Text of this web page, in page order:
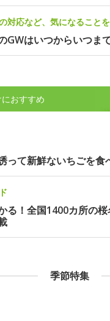
対応など、気になること
GWはいつからいつま
おすすめ
って新鮮ないちごを食
る！全国1400カ所の
季節特集